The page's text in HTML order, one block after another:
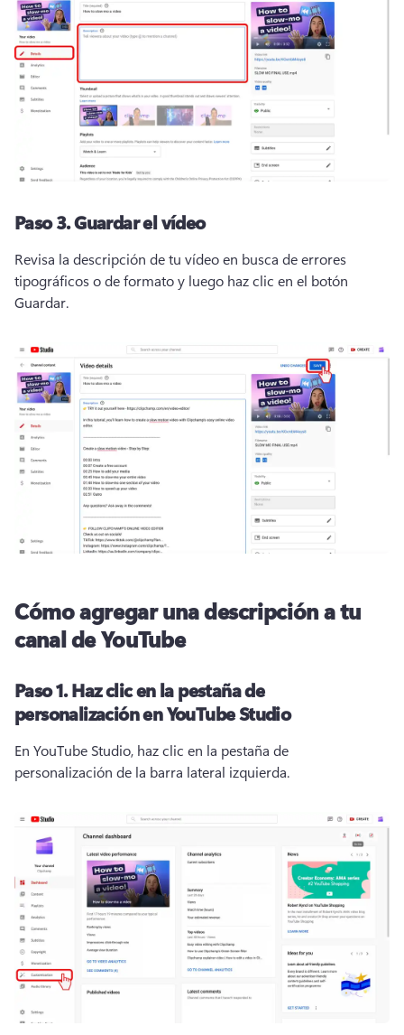
Paso 3.Guardar el vídeo
Revisa la descripción de tu vídeo en busca de errores
tipográficos o de formato y luego haz clic en el botón
Guardar.
Cómo agregar una descripción a tu
canal de YouTube
Paso 1.Haz clic en la pestaña de
personalización en YouTube Studio
En YouTube Studio, haz clic en la pestaña de
personalización de la barra lateral izquierda.